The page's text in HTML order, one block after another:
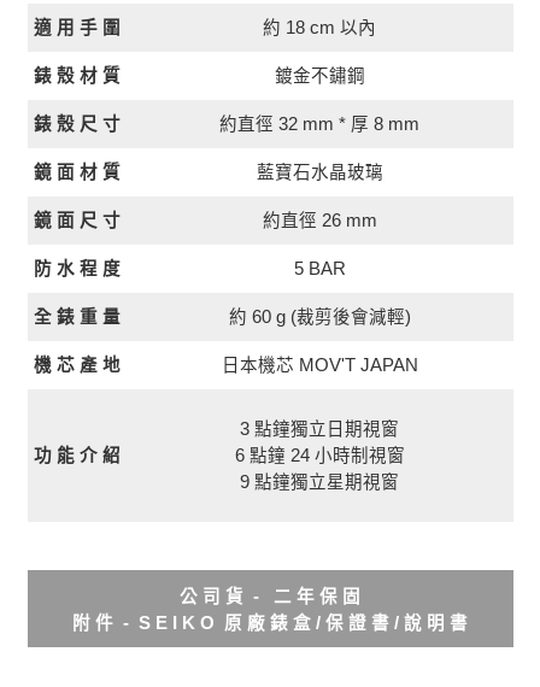
適 用 手 圍 約 18 cm 以內
錶 殼 材 質 鍍金不鏽鋼
錶 殼 尺 寸 約直徑 32 mm * 厚 8 mm
鏡 面 材 質 藍寶石水晶玻璃
鏡 面 尺 寸 約直徑 26 mm
防 水 程 度 5 BAR
全 錶 重 量 約 60 g (裁剪後會減輕)
機 芯 產 地 日本機芯 MOV'T JAPAN
功 能 介 紹
3 點鐘獨立日期視窗
6 點鐘 24 小時制視窗
9 點鐘獨立星期視窗
公 司 貨 - 二 年 保 固
附 件 - S E I K O 原 廠 錶 盒 / 保 證 書 / 說 明 書